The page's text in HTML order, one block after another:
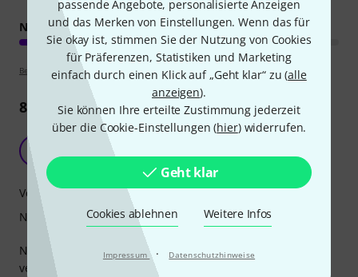
passende Angebote, personalisierte Anzeigen
und das Merken von Einstellungen. Wenn das für
Sie okay ist, stimmen Sie der Nutzung von Cookies
für Präferenzen, Statistiken und Marketing
einfach durch einen Klick auf „Geht klar“ zu (alle
anzeigen).
Sie können Ihre erteilte Zustimmung jederzeit
über die Cookie-Einstellungen (hier) widerrufen.
Geht klar
Cookies ablehnen Weitere Infos
Impressum · Datenschutzhinweise
NEBELMENGE
Bewertungsrichtlinien
8Rezensionen
Einfach ein Arbeitstier
J. Simon2003 17.06.2019
Nachdem ich die Captain D. bereits ein paar mal für
verschiedene Veranstaltungen gemietet hatte, habe ich
Verarbeitung
Nebelmenge